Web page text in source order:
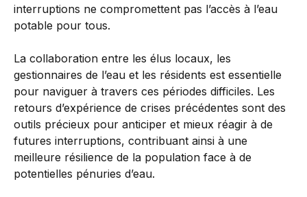
interruptions ne compromettent pas l’accès à l’eau
potable pour tous.
La collaboration entre les élus locaux, les
gestionnaires de l’eau et les résidents est essentielle
pour naviguer à travers ces périodes difficiles. Les
retours d’expérience de crises précédentes sont des
outils précieux pour anticiper et mieux réagir à de
futures interruptions, contribuant ainsi à une
meilleure résilience de la population face à de
potentielles pénuries d’eau.